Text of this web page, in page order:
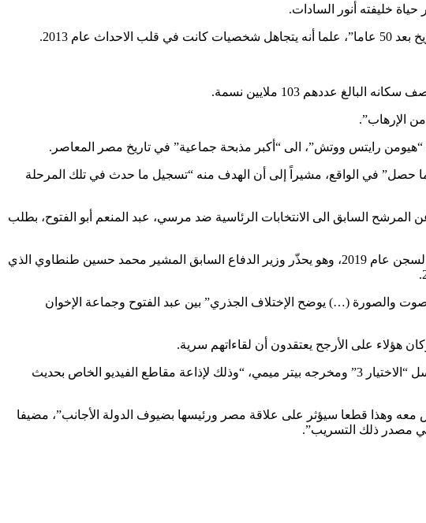
2013.
رايتس ووتش”، الى “أكبر مذبحة جماعية” في تاريخ مصر المعاصر.
حصل” في الواقع، مشيراً إلى أن الهدف منه “تسجيل ما حدث في تلك المرحلة
السابق الى الانتخابات الرئاسية ضد مرسي، عبد المنعم أبو الفتوح، بطلب
فقد تضمّن المسلسل سلسلة مقاطع فيديو يرجّح أن مصدرها أجهزة أمنية، يظهر في أحدها محمد مرسي نفسه الذي توفي في السجن عام 2019، وهو يحذّر وزير الدفاع السابق المشير محمد حسين طنطاوي الذي
والصورة (…) يوضح الإختلاف الجذري” بين عبد الفتوح وجماعة الإخوان
هؤلاء على الأرجح يعتقدون أن لقاءاتهم سرية.
في المقابل، تقدّم المحامي شريف جاد الله المعروف بولائه إجمالا للسلطات، ببلاغ الى النائب العام ضد الشركة المنتجة لمسلسل “الاختيار 3” ومخرجه بيتر ميمي، “وذلك لإذاعة مقاطع الفيديو الخاص بحديث
وهذا قطعا سيؤثر على علاقة مصر ورئيسها بضيوف الدولة الأجانب”، مضيفا
هي مصدر ذلك التسريب”.